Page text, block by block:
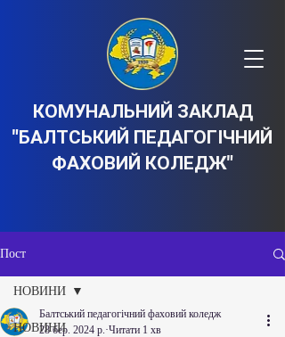
КОМУНАЛЬНИЙ ЗАКЛАД
"БАЛТСЬКИЙ ПЕДАГОГІЧНИЙ
ФАХОВИЙ КОЛЕДЖ"
Пост
НОВИНИ
НОВИНИ
Балтський педагогічний фаховий коледж
28 бер. 2024 р. Читати 1 хв